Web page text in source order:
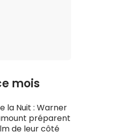
mois
la Nuit : Warner
préparent
de leur côté